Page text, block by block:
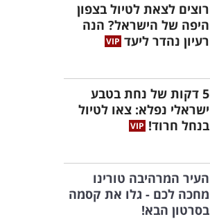
רוצים לצאת לטיול בצפון
היפה של הישראל? הנה
רעיון נהדר ליעד
5 דקות של נחת בטבע
ישראלי נפלא: צאו לטיול
בנחל חרוד!
העיר המרהיבה טורינו
מחכה לכם - גלו את קסמה
בסרטון הבא!